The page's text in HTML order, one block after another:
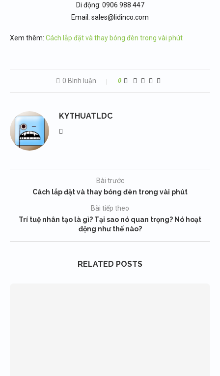
Di động: 0906 988 447
Email: sales@lidinco.com
Xem thêm: Cách lắp đặt và thay bóng đèn trong vài phút
0 Bình luận 0
KYTHUATLDC
Bài trước
Cách lắp đặt và thay bóng đèn trong vài phút
Bài tiếp theo
Trí tuệ nhân tạo là gì? Tại sao nó quan trọng? Nó hoạt
động như thế nào?
RELATED POSTS